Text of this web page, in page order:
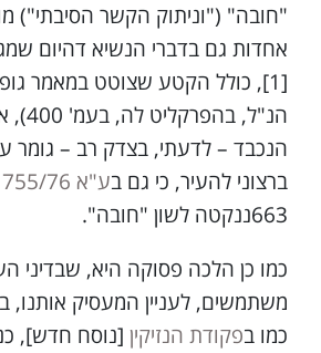
"חובה" ("וניתוק הקשר הסיבתי")
אחדות גם בדברי הנשיא דהיום
[1], כולל הקטע שצוטט במאמר
הנ"ל,
הנכבד – לדעתי, בצדק רב – גומר
ברצוני להעיר, כי גם בע"א 755/76
663ננקטה לשון "חובה".
כמו כן הלכה פסוקה היא, שבדיני
משתמשים, לעניין המעסיק אותנו,
כמו בפקודת הנזיקין [נוסח חדש],